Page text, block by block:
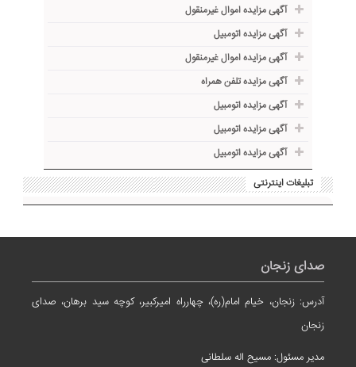
آگهی مزایده اموال غیرمنقول
آگهی مزایده اتومبیل
آگهی مزایده اموال غیرمنقول
آگهی مزایده تلفن همراه
آگهی مزایده اتومبیل
آگهی مزایده اتومبیل
آگهی مزایده اتومبیل
تبلیغات اینترنتی
صدای زنجان
آدرس: زنجان، خیام امام(ره)، چهارراه امیرکبیر، کوچه سید برهان، صدای
زنجان
مدیر مسئول: مسیح اله سلطانی